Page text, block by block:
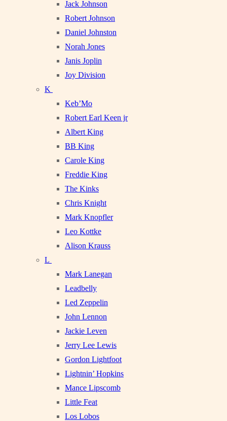
Jack Johnson
Robert Johnson
Daniel Johnston
Norah Jones
Janis Joplin
Joy Division
K
Keb’Mo
Robert Earl Keen jr
Albert King
BB King
Carole King
Freddie King
The Kinks
Chris Knight
Mark Knopfler
Leo Kottke
Alison Krauss
L
Mark Lanegan
Leadbelly
Led Zeppelin
John Lennon
Jackie Leven
Jerry Lee Lewis
Gordon Lightfoot
Lightnin’ Hopkins
Mance Lipscomb
Little Feat
Los Lobos